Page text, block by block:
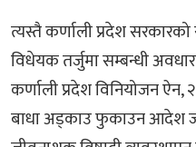
त्यस्तै कर्णाली प्रदेश
विधेयक तर्जुमा सम्बन्धी
कर्णाली प्रदेश विनियोजन ऐन,
बाधा अड्काउ फुकाउन आदेश